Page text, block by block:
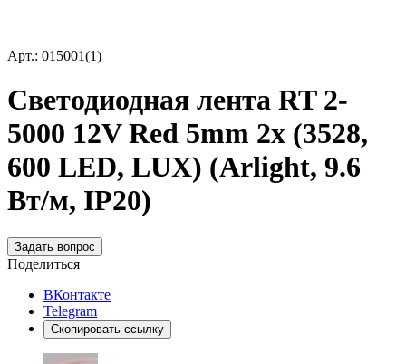
Арт.: 015001(1)
Светодиодная лента RT 2-
5000 12V Red 5mm 2x (3528,
600 LED, LUX) (Arlight, 9.6
Вт/м, IP20)
Задать вопрос
Поделиться
ВКонтакте
Telegram
Скопировать ссылку